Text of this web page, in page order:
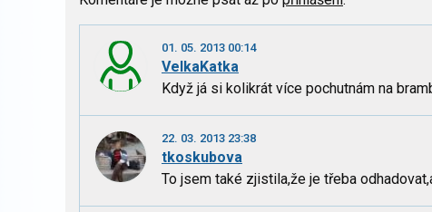
01. 05. 2013 00:14
VelkaKatka
Když já si kolikrát více pochutnám na
22. 03. 2013 23:38
tkoskubova
To jsem také zjistila,že je třeba